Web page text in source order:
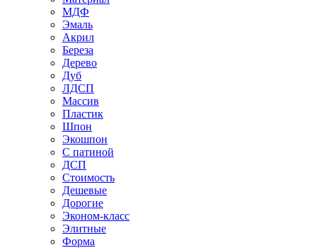
МДФ
Эмаль
Акрил
Береза
Дерево
Дуб
ЛДСП
Массив
Пластик
Шпон
Экошпон
С патиной
ДСП
Стоимость
Дешевые
Дорогие
Эконом-класс
Элитные
Форма